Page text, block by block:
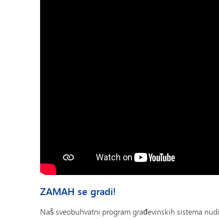
ZAMAH se gradi!
Naš sveobuhvatni program građevinskih sistema